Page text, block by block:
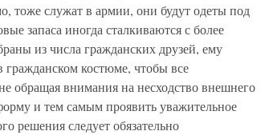
тоже служат в армии, они будут одеты под
запаса иногда сталкиваются с более
из числа гражданских друзей, ему
гражданском костюме, чтобы все
обращая внимания на несходство внешнего
и тем самым проявить уважительное
решения следует обязательно